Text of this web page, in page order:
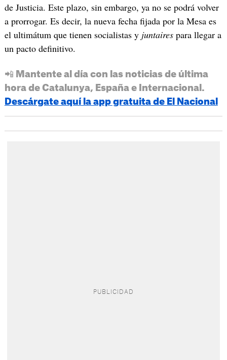
de Justicia. Este plazo, sin embargo, ya no se podrá volver
a prorrogar. Es decir, la nueva fecha fijada por la Mesa es
el ultimátum que tienen socialistas y juntairespara llegar a
un pacto definitivo.
📲 Mantente al día con las noticias de última
hora de Catalunya, España e Internacional.
Descárgate aquí la app gratuita de El Nacional